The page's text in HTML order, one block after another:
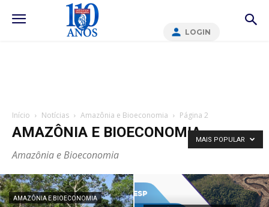
LOGIN
Início Notícias Amazônia e Bioeconomia Página 2
AMAZÔNIA E BIOECONOMIA
Amazônia e Bioeconomia
MAIS POPULAR
AMAZÔNIA E BIOECONOMIA